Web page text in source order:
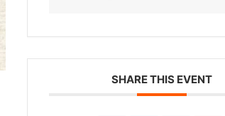
SHARE THIS EVENT